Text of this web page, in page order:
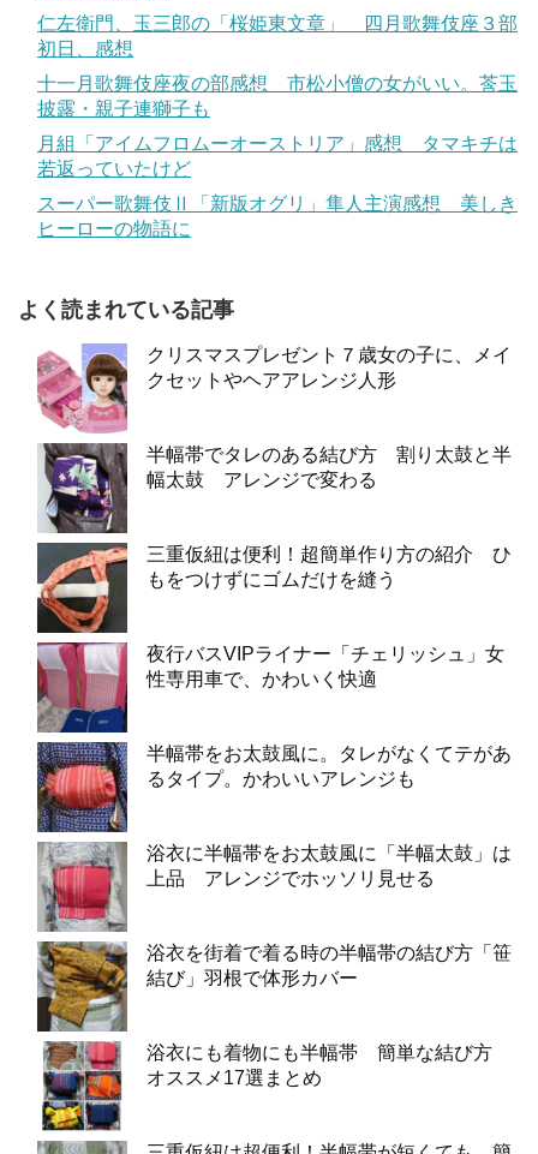
仁左衛門、玉三郎の「桜姫東文章」 四月歌舞伎座３部
初日、感想
十一月歌舞伎座夜の部感想 市松小僧の女がいい。莟玉
披露・親子連獅子も
月組「アイムフロムーオーストリア」感想 タマキチは
若返っていたけど
スーパー歌舞伎Ⅱ「新版オグリ」隼人主演感想 美しき
ヒーローの物語に
よく読まれている記事
クリスマスプレゼント７歳女の子に、メイ
クセットやヘアアレンジ人形
半幅帯でタレのある結び方 割り太鼓と半
幅太鼓 アレンジで変わる
三重仮紐は便利！超簡単作り方の紹介 ひ
もをつけずにゴムだけを縫う
夜行バスVIPライナー「チェリッシュ」女
性専用車で、かわいく快適
半幅帯をお太鼓風に。タレがなくてテがあ
るタイプ。かわいいアレンジも
浴衣に半幅帯をお太鼓風に「半幅太鼓」は
上品 アレンジでホッソリ見せる
浴衣を街着で着る時の半幅帯の結び方「笹
結び」羽根で体形カバー
浴衣にも着物にも半幅帯 簡単な結び方
オススメ17選まとめ